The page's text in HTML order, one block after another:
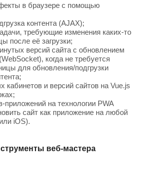
в браузере с помощью
контента (AJAX);
требующие изменения каких-то
после её загрузки;
версий сайта с обновлением
когда не требуется
для обновления/подгрузки
и версий сайтов на Vue.js
приложений на технологии PWA
сайт как приложение на любой
iOS).
веб-мастера